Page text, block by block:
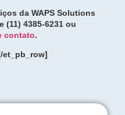
da WAPS Solutions
(11) 4385-6231 ou
contato.